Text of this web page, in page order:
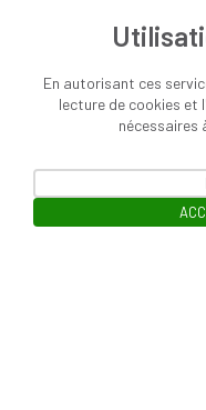
En autorisant ces
lecture de cookies et
nécessaires